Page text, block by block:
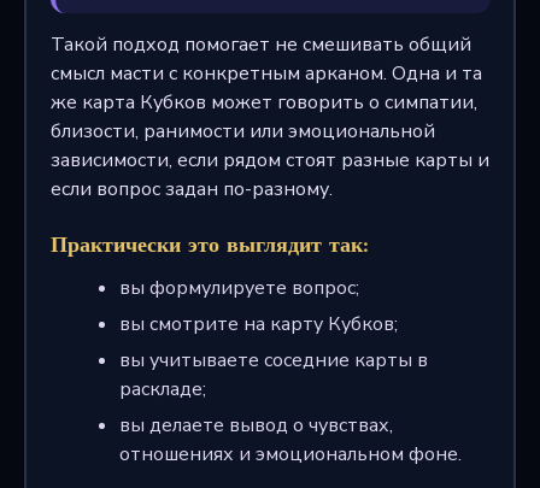
Такой подход помогает не смешивать общий
смысл масти с конкретным арканом. Одна и та
же карта Кубков может говорить о симпатии,
близости, ранимости или эмоциональной
зависимости, если рядом стоят разные карты и
если вопрос задан по-разному.
Практически это выглядит так:
вы формулируете вопрос;
вы смотрите на карту Кубков;
вы учитываете соседние карты в
раскладе;
вы делаете вывод о чувствах,
отношениях и эмоциональном фоне.